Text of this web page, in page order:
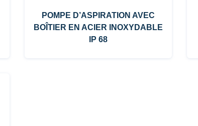
POMPE D’ASPIRATION AVEC
BOÎTIER EN ACIER INOXYDABLE
IP 68